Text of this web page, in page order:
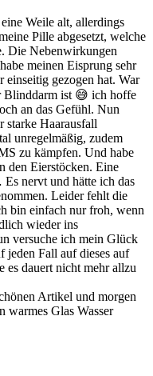
Weile alt, allerdings
Pille abgesetzt, welche
Die Nebenwirkungen
meinen Eisprung sehr
einseitig gezogen hat. War
Blinddarm ist 😅 ich hoffe
an das Gefühl. Nun
starke Haarausfall
unregelmäßig, zudem
zu kämpfen. Und habe
den Eierstöcken. Eine
nervt und hätte ich das
Leider fehlt die
bin einfach nur froh, wenn
wieder ins
versuche ich mein Glück
jeden Fall auf dieses auf
es dauert nicht mehr allzu
Artikel und morgen
warmes Glas Wasser